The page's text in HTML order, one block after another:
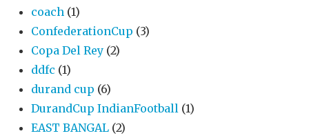
coach (1)
ConfederationCup (3)
Copa Del Rey (2)
ddfc (1)
durand cup (6)
DurandCup IndianFootball (1)
EAST BANGAL (2)